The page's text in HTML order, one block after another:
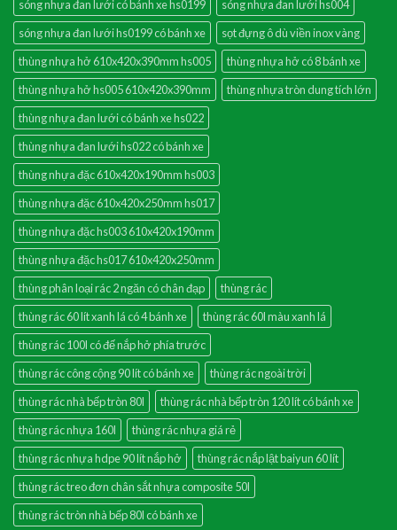
sóng nhựa đan lưới có bánh xe hs0199
sóng nhựa đan lưới hs004
sóng nhựa đan lưới hs0199 có bánh xe
sọt đựng ô dù viền inox vàng
thùng nhựa hở 610x420x390mm hs005
thùng nhựa hở có 8 bánh xe
thùng nhựa hở hs005 610x420x390mm
thùng nhựa tròn dung tích lớn
thùng nhựa đan lưới có bánh xe hs022
thùng nhựa đan lưới hs022 có bánh xe
thùng nhựa đặc 610x420x190mm hs003
thùng nhựa đặc 610x420x250mm hs017
thùng nhựa đặc hs003 610x420x190mm
thùng nhựa đặc hs017 610x420x250mm
thùng phân loại rác 2 ngăn có chân đạp
thùng rác
thùng rác 60 lít xanh lá có 4 bánh xe
thùng rác 60l màu xanh lá
thùng rác 100l có đế nắp hở phía trước
thùng rác công cộng 90 lít có bánh xe
thùng rác ngoài trời
thùng rác nhà bếp tròn 80l
thùng rác nhà bếp tròn 120 lít có bánh xe
thùng rác nhựa 160l
thùng rác nhựa giá rẻ
thùng rác nhựa hdpe 90 lít nắp hở
thùng rác nắp lật baiyun 60 lít
thùng rác treo đơn chân sắt nhựa composite 50l
thùng rác tròn nhà bếp 80l có bánh xe